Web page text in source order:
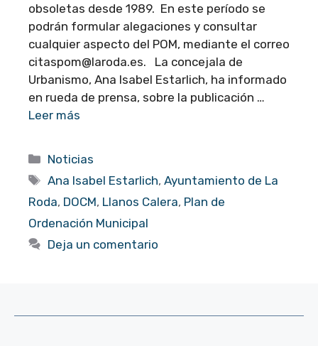
obsoletas desde 1989. En este período se
podrán formular alegaciones y consultar
cualquier aspecto del POM, mediante el correo
citaspom@laroda.es. La concejala de
Urbanismo, Ana Isabel Estarlich, ha informado
en rueda de prensa, sobre la publicación …
Leer más
Categorías
Noticias
Etiquetas
Ana Isabel Estarlich,Ayuntamiento de La
Roda, DOCM, Llanos Calera, Plan de
Ordenación Municipal
Deja un comentario